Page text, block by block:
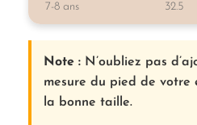
7-8 ans 32.5
Note : N’oubliez pas
mesure du pied de votre
la bonne taille.